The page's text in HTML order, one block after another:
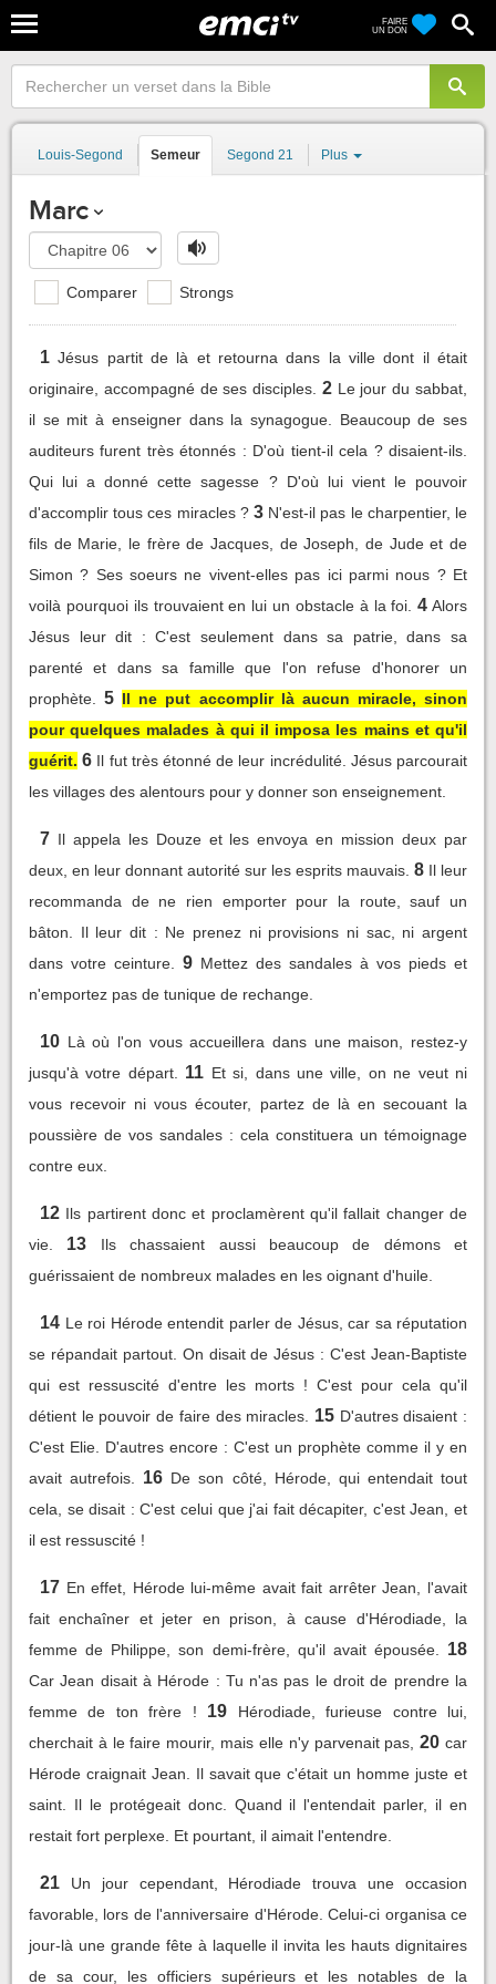
FAIRE
UN DON
Louis-Segond Semeur Segond 21 Plus
Marc
Comparer Strongs
1 Jésus partit de là et retourna dans la ville dont il était
originaire, accompagné de ses disciples. 2 Le jour du sabbat,
il se mit à enseigner dans la synagogue. Beaucoup de ses
auditeurs furent très étonnés : D'où tient-il cela ? disaient-ils.
Qui lui a donné cette sagesse ? D'où lui vient le pouvoir
d'accomplir tous ces miracles ? 3 N'est-il pas le charpentier, le
fils de Marie, le frère de Jacques, de Joseph, de Jude et de
Simon ? Ses soeurs ne vivent-elles pas ici parmi nous ? Et
voilà pourquoi ils trouvaient en lui un obstacle à la foi. 4 Alors
Jésus leur dit : C'est seulement dans sa patrie, dans sa
parenté et dans sa famille que l'on refuse d'honorer un
prophète.
5 Il ne put accomplir là aucun miracle, sinon
pour quelques malades à qui il imposa les mains et qu'il
guérit. 6 Il fut très étonné de leur incrédulité. Jésus parcourait
les villages des alentours pour y donner son enseignement.
7 Il appela les Douze et les envoya en mission deux par
deux, en leur donnant autorité sur les esprits mauvais. 8 Il leur
recommanda de ne rien emporter pour la route, sauf un
bâton. Il leur dit : Ne prenez ni provisions ni sac, ni argent
dans votre ceinture.
9 Mettez des sandales à vos pieds et
n'emportez pas de tunique de rechange.
10 Là où l'on vous accueillera dans une maison, restez-y
jusqu'à votre départ.
11 Et si, dans une ville, on ne veut ni
vous recevoir ni vous écouter, partez de là en secouant la
poussière de vos sandales : cela constituera un témoignage
contre eux.
12 Ils partirent donc et proclamèrent qu'il fallait changer de
vie.
13
Ils chassaient aussi beaucoup de démons et
guérissaient de nombreux malades en les oignant d'huile.
14 Le roi Hérode entendit parler de Jésus, car sa réputation
se répandait partout. On disait de Jésus : C'est Jean-Baptiste
qui est ressuscité d'entre les morts ! C'est pour cela qu'il
détient le pouvoir de faire des miracles.
15 D'autres disaient :
C'est Elie. D'autres encore : C'est un prophète comme il y en
avait autrefois.
16 De son côté, Hérode, qui entendait tout
cela, se disait : C'est celui que j'ai fait décapiter, c'est Jean, et
il est ressuscité !
17 En effet, Hérode lui-même avait fait arrêter Jean, l'avait
fait enchaîner et jeter en prison, à cause d'Hérodiade, la
femme de Philippe, son demi-frère, qu'il avait épousée.
18
Car Jean disait à Hérode : Tu n'as pas le droit de prendre la
femme de ton frère !
19
Hérodiade, furieuse contre lui,
cherchait à le faire mourir, mais elle n'y parvenait pas, 20 car
Hérode craignait Jean. Il savait que c'était un homme juste et
saint. Il le protégeait donc. Quand il l'entendait parler, il en
restait fort perplexe. Et pourtant, il aimait l'entendre.
21
Un jour cependant, Hérodiade trouva une occasion
favorable, lors de l'anniversaire d'Hérode. Celui-ci organisa ce
jour-là une grande fête à laquelle il invita les hauts dignitaires
de sa cour, les officiers supérieurs et les notables de la